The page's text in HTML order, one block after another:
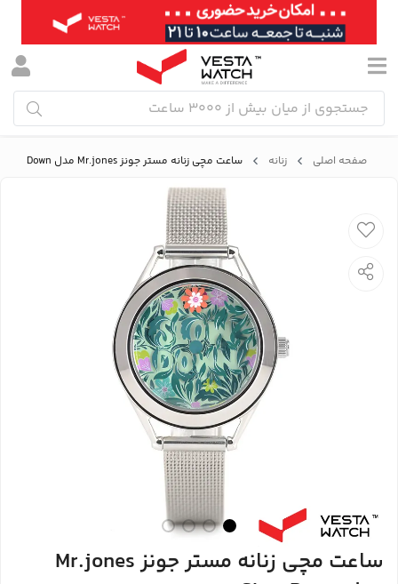
صفحه اصلی زنانه ساعت مچی زنانه مستر جونز Mr.jones مدل Slow Down
ساعت مچی زنانه مستر جونز Mr.jones